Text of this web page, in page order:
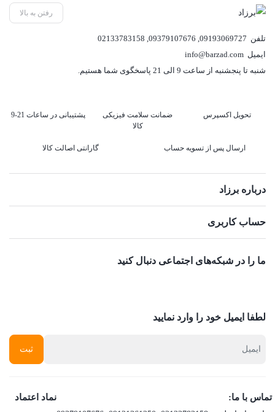
رفتن به بالا
تلفن 09193069727
,
09379107676
,
02133783158
ایمیل info@barzad.com
شنبه تا پنجشنبه از ساعت 9 الی 21 پاسخگوی شما هستیم.
تحویل اکسپرس
ضمانت سلامت فیزیکی
کالا
پشتیبانی در ساعات 21-9
ارسال پس از تسویه حساب گارانتی اصالت کالا
درباره برزاد
حساب کاربری
ما را در شبکه‌های اجتماعی دنبال کنید
لطفا ایمیل خود را وارد نمایید
تماس با ما: نماد اعتماد